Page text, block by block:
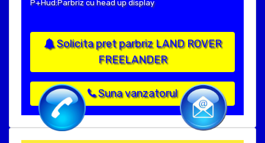
P+Hud:Parbriz cu head up display
Solicita pret parbriz LAND ROVER
FREELANDER
Suna vanzatorul